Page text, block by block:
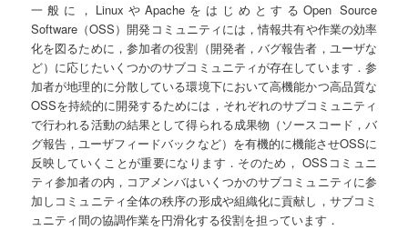
一般に，LinuxやApacheをはじめとするOpen Source
Software（OSS）開発コミュニティには，情報共有や作業の効率
化を図るために，参加者の役割（開発者，バグ報告者，ユーザな
ど）に応じたいくつかのサブコミュニティが存在しています．参
加者が地理的に分散している環境下において高機能かつ高品質な
OSSを持続的に開発するためには，それぞれのサブコミュニティ
で行われる活動の結果として得られる成果物（ソースコード，バ
グ報告，ユーザフィードバックなど）を有機的に機能させOSSに
反映していくことが重要になります．そのため， OSSコミュニ
ティ参加者の内，コアメンバはいくつかのサブコミュニティに参
加しコミュニティ全体の秩序の形成や組織化に貢献し，サブコミ
ュニティ間の協調作業を円滑化する役割を担っています．